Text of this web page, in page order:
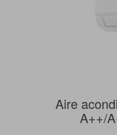
Aire
A++/